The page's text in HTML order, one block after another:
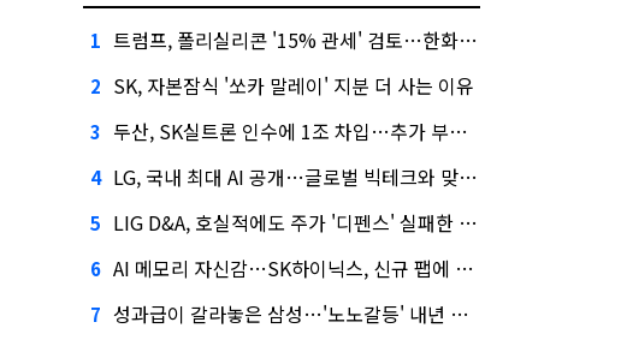
1 트럼프, 폴리실리콘 '15% 관세' 검토…한화큐셀·OCI 영향은?
2 SK, 자본잠식 '쏘카 말레이' 지분 더 사는 이유
3 두산, SK실트론 인수에 1조 차입…추가 부담은?
4 LG, 국내 최대 AI 공개…글로벌 빅테크와 맞붙는다
5 LIG D&A, 호실적에도 주가 '디펜스' 실패한 이유
6 AI 메모리 자신감…SK하이닉스, 신규 팹에 54조 투자
7 성과급이 갈라놓은 삼성…'노노갈등' 내년 교섭 판 흔들까